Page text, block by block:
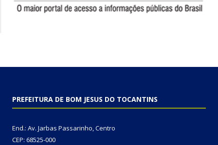
PREFEITURA DE BOM JESUS DO TOCANTINS
End.: Av. Jarbas Passarinho, Centro
CEP: 68525-000